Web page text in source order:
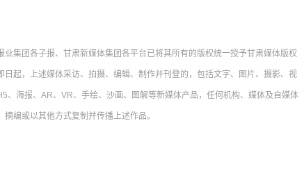
集团各子报、甘肃新媒体集团各平台已将其所有的版权统一授予甘肃媒体版权
起，上述媒体采访、拍摄、编辑、制作并刊登的，包括文字、图片、摄影、视
、海报、AR、VR、手绘、沙画、图解等新媒体产品，任何机构、媒体及自媒体
编或以其他方式复制并传播上述作品。